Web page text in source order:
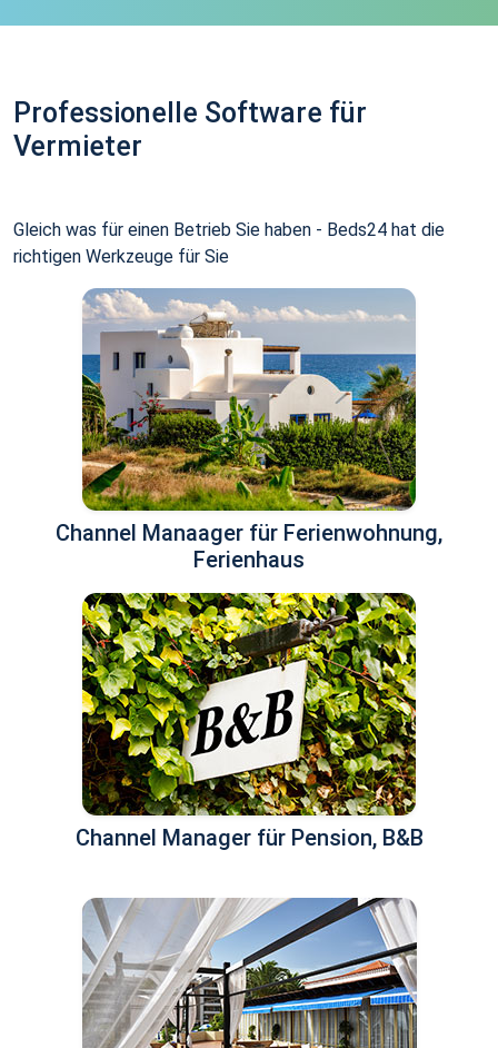
Professionelle Software für
Vermieter
Gleich was für einen Betrieb Sie haben - Beds24 hat die
richtigen Werkzeuge für Sie
Channel Manaager für Ferienwohnung,
Ferienhaus
Channel Manager für Pension, B&B